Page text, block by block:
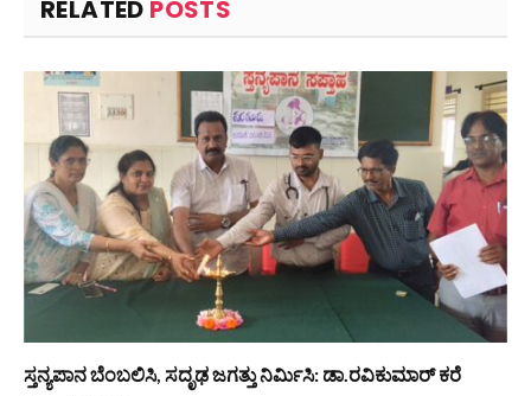
RELATED POSTS
ಸ್ತನ್ಯಪಾನ ಬೆಂಬಲಿಸಿ, ಸದೃಢ ಜಗತ್ತು ನಿರ್ಮಿಸಿ: ಡಾ.ರವಿಕುಮಾರ್ ಕರೆ